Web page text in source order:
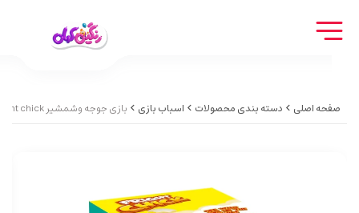
صفحه اصلی دسته بندی محصولات اسباب بازی بازی جوجه وشمشیر Fright chick